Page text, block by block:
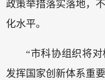
政策举措落实落地，
化水平。
“市科协组织将
发挥国家创新体系重